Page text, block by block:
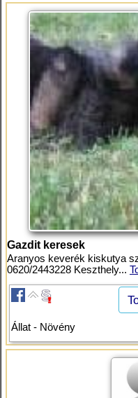
Gazdit keresek
Aranyos keverék kiskutya
0620/2443228 Keszthely...
Állat - Növény